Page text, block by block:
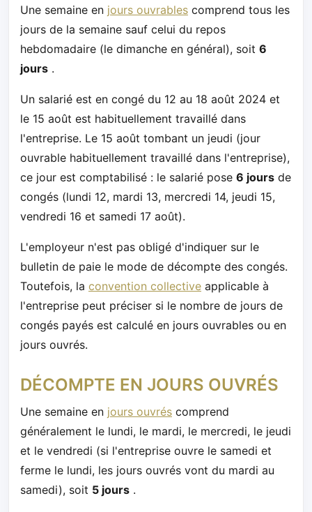
Une semaine en jours ouvrables comprend tous les
jours de la semaine sauf celui du repos
hebdomadaire (le dimanche en général), soit 6
jours .
Un salarié est en congé du 12 au 18 août 2024 et
le 15 août est habituellement travaillé dans
l'entreprise. Le 15 août tombant un jeudi (jour
ouvrable habituellement travaillé dans l'entreprise),
ce jour est comptabilisé : le salarié pose 6 jours de
congés (lundi 12, mardi 13, mercredi 14, jeudi 15,
vendredi 16 et samedi 17 août).
L'employeur n'est pas obligé d'indiquer sur le
bulletin de paie le mode de décompte des congés.
Toutefois, la convention collective applicable à
l'entreprise peut préciser si le nombre de jours de
congés payés est calculé en jours ouvrables ou en
jours ouvrés.
DÉCOMPTE EN JOURS OUVRÉS
Une semaine en jours ouvrés comprend
généralement le lundi, le mardi, le mercredi, le jeudi
et le vendredi (si l'entreprise ouvre le samedi et
ferme le lundi, les jours ouvrés vont du mardi au
samedi), soit 5 jours .